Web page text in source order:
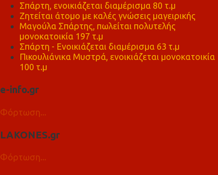
Σπάρτη, ενοικιάζεται διαμέρισμα 80 τ.μ
Ζητείται άτομο με καλές γνώσεις μαγειρικής
Μαγούλα Σπάρτης, πωλείται πολυτελής
μονοκατοικία 197 τ.μ
Σπάρτη - Ενοικιάζεται διαμέρισμα 63 τ.μ
Πικουλιάνικα Μυστρά, ενοικιάζεται μονοκατοικία
100 τ.μ
e-info.gr
Φόρτωση...
LAKONES.gr
Φόρτωση...